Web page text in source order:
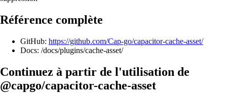
Référence complète
GitHub: https://github.com/Cap-go/capacitor-cache-asset/
Docs: /docs/plugins/cache-asset/
Continuez à partir de l'utilisation de
@capgo/capacitor-cache-asset